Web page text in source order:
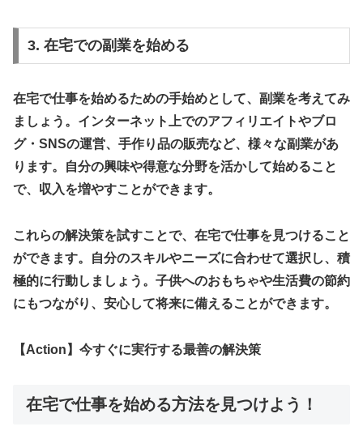
3. 在宅での副業を始める
在宅で仕事を始めるための手始めとして、副業を考えてみ
ましょう。インターネット上でのアフィリエイトやブロ
グ・SNSの運営、手作り品の販売など、様々な副業があ
ります。自分の興味や得意な分野を活かして始めること
で、収入を増やすことができます。
これらの解決策を試すことで、在宅で仕事を見つけること
ができます。自分のスキルやニーズに合わせて選択し、積
極的に行動しましょう。子供へのおもちゃや生活費の節約
にもつながり、安心して将来に備えることができます。
【Action】今すぐに実行する最善の解決策
在宅で仕事を始める方法を見つけよう！